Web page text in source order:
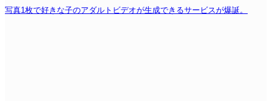
写真1枚で好きな子のアダルトビデオが生成できるサービスが爆誕。